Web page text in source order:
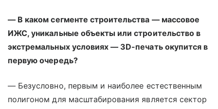
— В каком сегменте строительства — массовое
ИЖС, уникальные объекты или строительство в
экстремальных условиях — 3D-печать окупится в
первую очередь?
— Безусловно, первым и наиболее естественным
полигоном для масштабирования является сектор